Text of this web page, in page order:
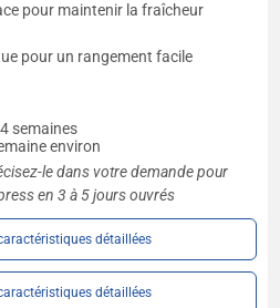
pour maintenir la fraîcheur
pour un rangement facile
semaines
environ
le dans votre demande pour
en 3 à 5 jours ouvrés
détaillées
détaillées